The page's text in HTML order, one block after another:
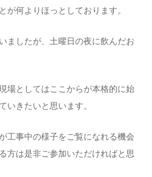
が何よりほっとしております。
ましたが、土曜日の夜に飲んだお
場としてはここからが本格的に始
いきたいと思います。
工事中の様子をご覧になれる機会
方は是非ご参加いただければと思